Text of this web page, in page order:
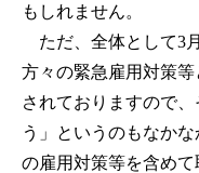
もしれません。
ただ、全体として3
方々の緊急雇用対策
されておりますので
う」というのもなか
の雇用対策等を含めて